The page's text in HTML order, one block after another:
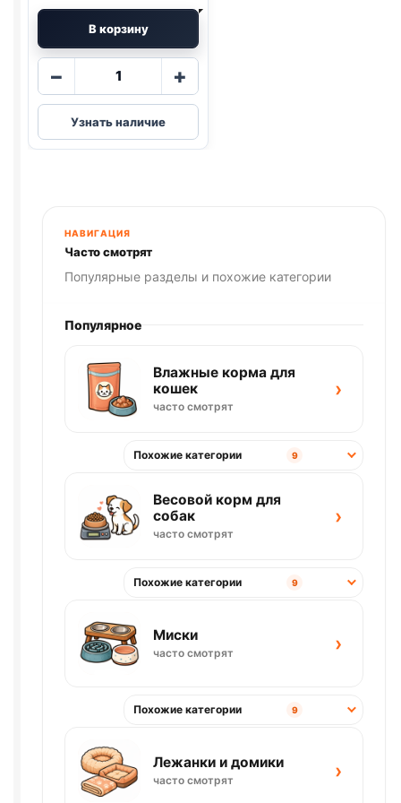
В корзину
−
Количество
био
капли
для
кормления
и
беременности
1
+
Узнать наличие
НАВИГАЦИЯ
Часто смотрят
Популярные разделы и похожие категории
Популярное
Влажные корма для
кошек
часто смотрят
›
Похожие категории 9
Весовой корм для
собак
часто смотрят
›
Похожие категории 9
Миски
часто смотрят ›
Похожие категории 9
Лежанки и домики
часто смотрят ›